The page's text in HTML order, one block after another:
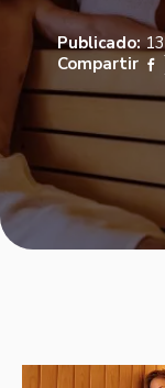
Publicado:
Compartir